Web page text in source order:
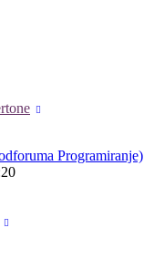
Programiranje)